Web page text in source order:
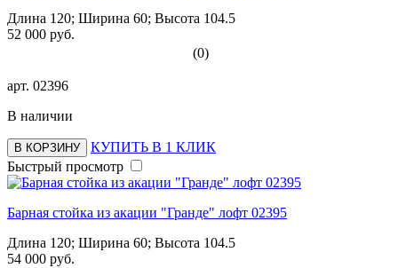
Длина 120; Ширина 60; Высота 104.5
52 000 руб.
(0)
арт. 02396
В наличии
В КОРЗИНУ
КУПИТЬ В 1 КЛИК
Быстрый просмотр
Барная стойка из акации "Гранде" лофт 02395
Длина 120; Ширина 60; Высота 104.5
54 000 руб.